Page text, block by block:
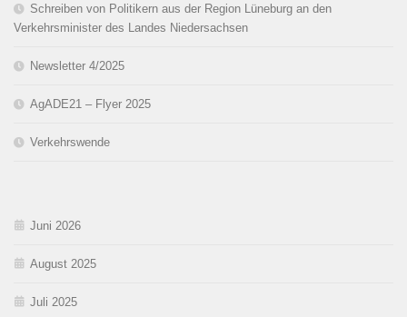
Schreiben von Politikern aus der Region Lüneburg an den
Verkehrsminister des Landes Niedersachsen
Newsletter 4/2025
AgADE21 – Flyer 2025
Verkehrswende
Juni 2026
August 2025
Juli 2025